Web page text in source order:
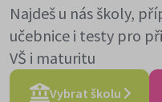
Najdeš u nás školy,
učebnice i testy pro
VŠ i maturitu
Vybrat školu